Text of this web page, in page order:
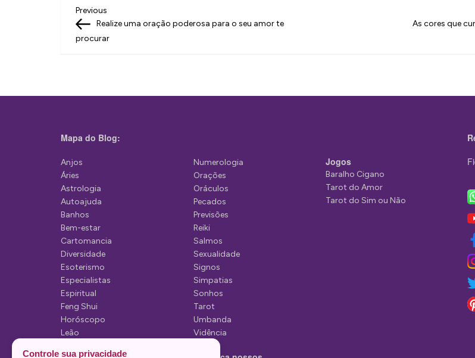
N
a
g
ç
o
d
e
P
o
s
t
Previous
Post
Previous
Realize uma oração poderosa para o seu amor te
procurar
As cores que
Mapa do Blog:
Anjos
Áries
Astrologia
Autoajuda
Banhos
Bem-estar
Cartomancia
Diversidade
Esoterismo
Especialistas
Espiritual
Feng Shui
Horóscopo
Leão
Numerologia
Orações
Oráculos
Pecados
Previsões
Reiki
Salmos
Sexualidade
Signos
Simpatias
Sonhos
Tarot
Umbanda
Vidência
Jogos
Baralho Cigano
Tarot do Amor
Tarot do Sim ou Não
Controle sua privacidade